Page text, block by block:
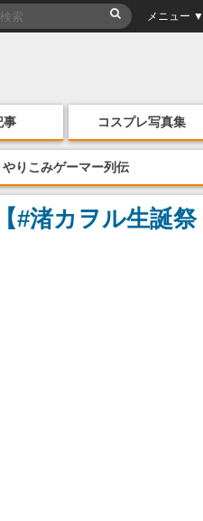
メニュー ▼
事 コスプレ写真集
やりこみゲーマー列伝
#渚カヲル生誕祭